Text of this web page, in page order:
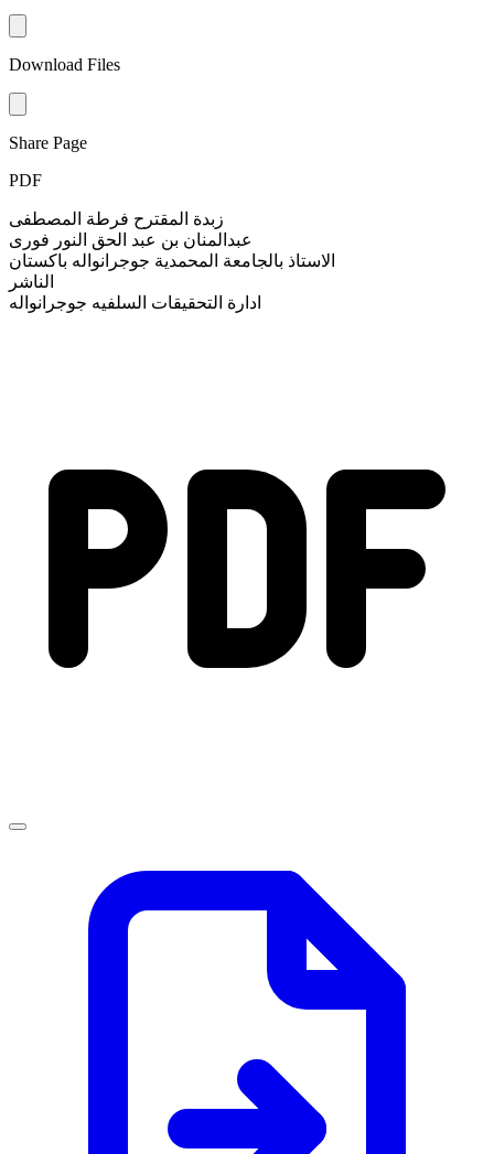
Download Files
Share Page
PDF
زبدة المقترح فرطة المصطفى
عبدالمنان بن عبد الحق النور فوری
الاستاذ بالجامعة المحمدية جوجرانواله باکستان
الناشر
ادارة التحقيقات السلفيه جوجرانواله